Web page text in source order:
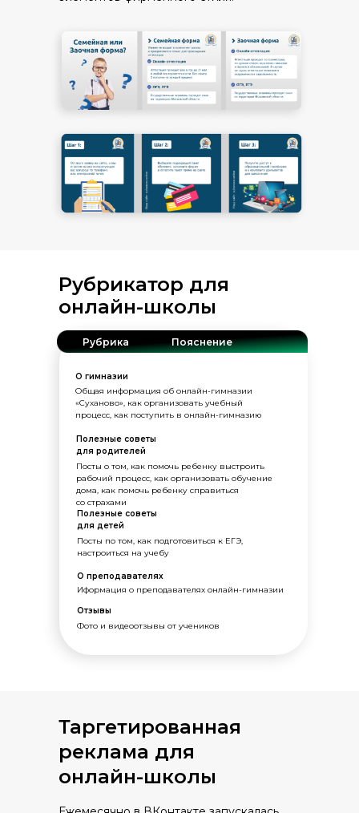
Рубрикатор для
онлайн-школы
Рубрика Пояснение
Полезные советы
для родителей
Полезные советы
для детей
О гимназии
Общая информация об онлайн-гимназии
«Суханово», как организовать учебный
процесс, как поступить в онлайн-гимназию
Посты о том, как помочь ребенку выстроить
рабочий процесс, как организовать обучение
дома, как помочь ребенку справиться
со страхами
Посты по том, как подготовиться к ЕГЭ,
настроиться на учебу
Иформация о преподавателях онлайн-гимназии
Отзывы
О преподавателях
Фото и видеоотзывы от учеников
Таргетированная
реклама для
онлайн-школы